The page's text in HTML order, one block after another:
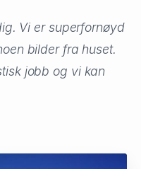
Vi er superfornøyd
bilder fra huset.
jobb og vi kan